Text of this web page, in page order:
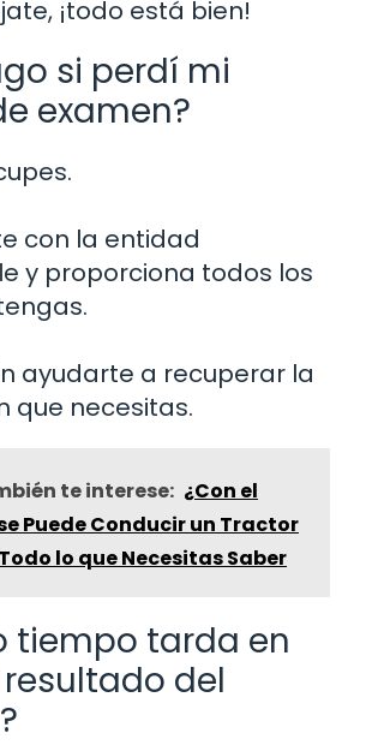
¡todo está bien!
si perdí mi
examen?
con la entidad
y proporciona todos los
ayudarte a recuperar la
que necesitas.
te interese: ¿Con el
Puede Conducir un Tractor
lo que Necesitas Saber
tiempo tarda en
del